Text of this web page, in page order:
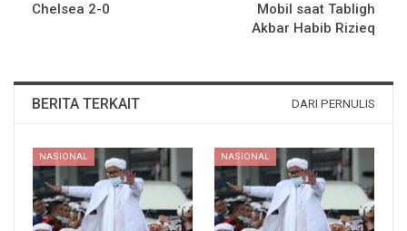
Chelsea 2-0
Mobil saat Tabligh
Akbar Habib Rizieq
BERITA TERKAIT DARI PERNULIS
NASIONAL NASIONAL